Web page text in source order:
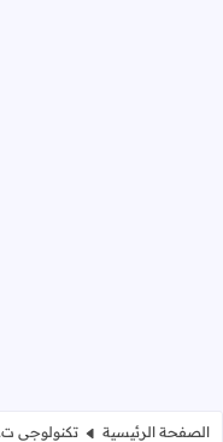
الصفحة الرئيسية تكنولوجي ت1 - مادة البرمجة